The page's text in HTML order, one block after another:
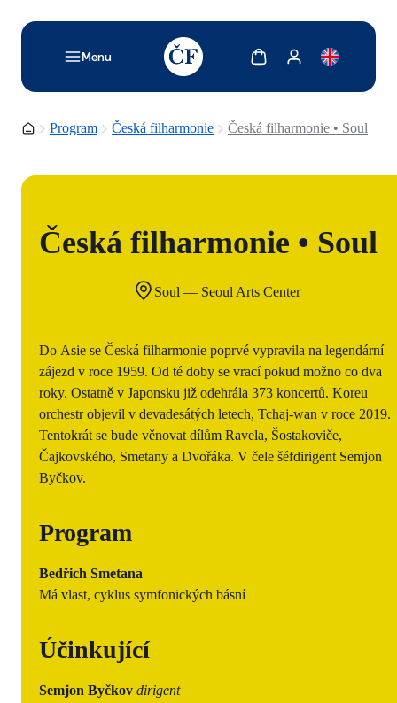
Menu
TODO: Add description for reader
Zobrazit košíkZobrazit můj účet
Domovská stránka
Program Česká filharmonie Česká filharmonie • Soul
Česká filharmonie • Soul
Soul — Seoul Arts Center
Do Asie se Česká filharmonie poprvé vypravila na legendární
zájezd v roce 1959. Od té doby se vrací pokud možno co dva
roky. Ostatně v Japonsku již odehrála 373 koncertů. Koreu
orchestr objevil v devadesátých letech, Tchaj-wan v roce 2019.
Tentokrát se bude věnovat dílům Ravela, Šostakoviče,
Čajkovského, Smetany a Dvořáka. V čele šéfdirigent Semjon
Byčkov.
Program
Bedřich Smetana
Má vlast, cyklus symfonických básní
Účinkující
Semjon Byčkov dirigent